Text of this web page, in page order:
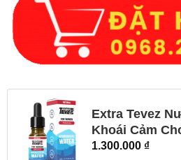
Extra Tevez
Khoái Cảm
1.300.000 ₫